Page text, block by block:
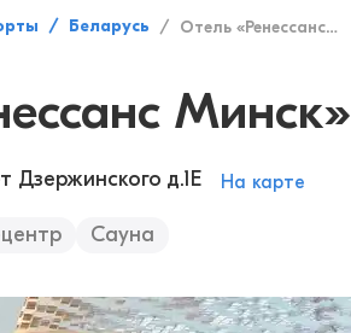
Беларусь Отель «Ренессанс Минск»
Минск»
Дзержинского д.1Е На карте
Сауна